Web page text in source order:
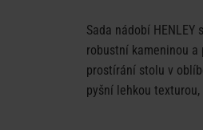
Sada nádobí
robustní kameninou
prostírání stolu v
pyšní lehkou